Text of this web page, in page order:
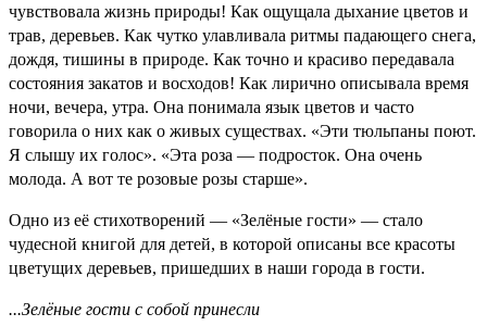
чувствовала жизнь природы! Как ощущала дыхание цветов и
трав, деревьев. Как чутко улавливала ритмы падающего снега,
дождя, тишины в природе. Как точно и красиво передавала
состояния закатов и восходов! Как лирично описывала время
ночи, вечера, утра. Она понимала язык цветов и часто
говорила о них как о живых существах. «Эти тюльпаны поют.
Я слышу их голос». «Эта роза — подросток. Она очень
молода. А вот те розовые розы старше».
Одно из её стихотворений — «Зелёные гости» — стало
чудесной книгой для детей, в которой описаны все красоты
цветущих деревьев, пришедших в наши города в гости.
...Зелёные гости с собой принесли